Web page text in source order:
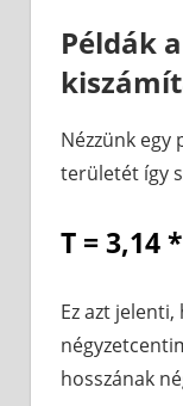
Példák
Nézzünk egy
területét így
T = 3,14
Ez azt
hosszának